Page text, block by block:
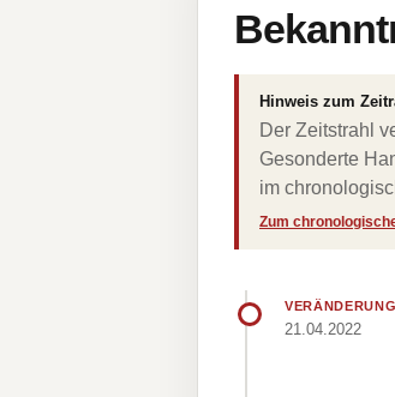
Hinweis zum
Der Zeitstrahl
Gesonderte
im
Zum
21.04.2022